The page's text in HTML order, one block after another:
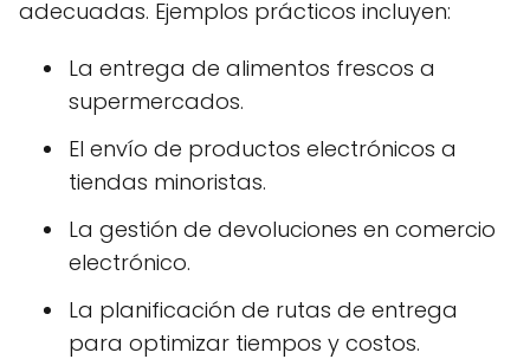
adecuadas. Ejemplos prácticos incluyen:
La entrega de alimentos frescos a
supermercados.
El envío de productos electrónicos a
tiendas minoristas.
La gestión de devoluciones en comercio
electrónico.
La planificación de rutas de entrega
para optimizar tiempos y costos.